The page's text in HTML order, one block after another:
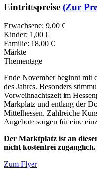
Eintrittspreise (Zur
Erwachsene: 9,00 €
Kinder: 1,00 €
Familie: 18,00 €
Märkte
Thementage
Ende November beginnt mit
des Jahres. Besonders
Vorweihnachtszeit im
Markplatz und entlang der
Mittelhessen. Zahlreiche
Angebote sorgen für eine
Der Marktplatz ist an
nicht kostenfrei zugänglich.
Zum Flyer